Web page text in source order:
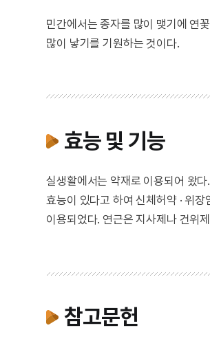
민간에서는 종자를 많이 맺기에 연
많이 낳기를 기원하는 것이다.
효능 및 기능
실생활에서는 약재로 이용되어 왔
효능이 있다고 하여 신체허약 · 위장
이용되었다. 연근은 지사제나 건위
참고문헌